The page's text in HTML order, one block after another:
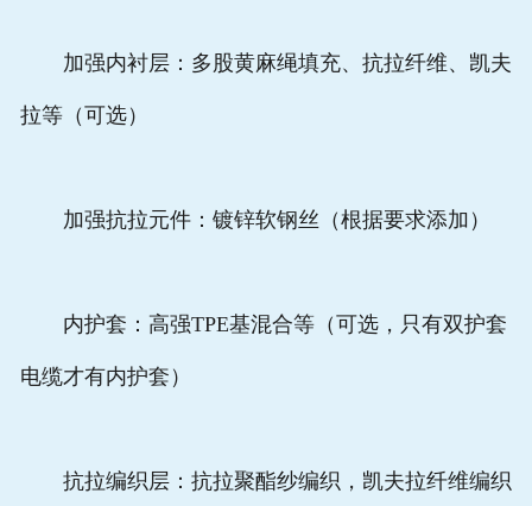
加强内衬层：多股黄麻绳填充、抗拉纤维、凯夫
拉等（可选）
加强抗拉元件：镀锌软钢丝（根据要求添加）
内护套：高强TPE基混合等（可选，只有双护套
电缆才有内护套）
抗拉编织层：抗拉聚酯纱编织，凯夫拉纤维编织